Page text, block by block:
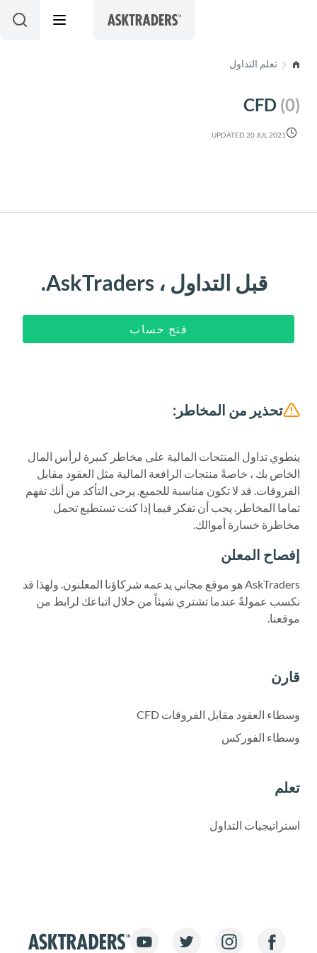
تعلم التداول
CFD (0)
UPDATED 20 JUL 2021
قبل التداول ، AskTraders.
فتح حساب
تحذير من المخاطر:
ينطوي تداول المنتجات المالية على مخاطر كبيرة لرأس المال
الخاص بك ، خاصةً منتجات الرافعة المالية مثل العقود مقابل
الفروقات. قد لا تكون مناسبة للجميع. يرجى التأكد من أنك تفهم
تماما المخاطر. يجب أن تفكر فيما إذا كنت تستطيع تحمل
مخاطرة خسارة أموالك.
إفصاح المعلن
AskTraders هو موقع مجاني يدعمه شركاؤنا المعلنون. ولهذا قد
نكسب عمولةً عندما تشتري شيئاً من خلال اتباعك لرابط من
موقعنا.
قارن
وسطاء العقود مقابل الفروقات CFD
وسطاء الفوركس
تعلم
استراتيجيات التداول